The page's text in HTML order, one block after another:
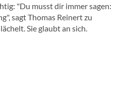
"Du musst dir immer sagen:
sagt Thomas Reinert zu
Sie glaubt an sich.